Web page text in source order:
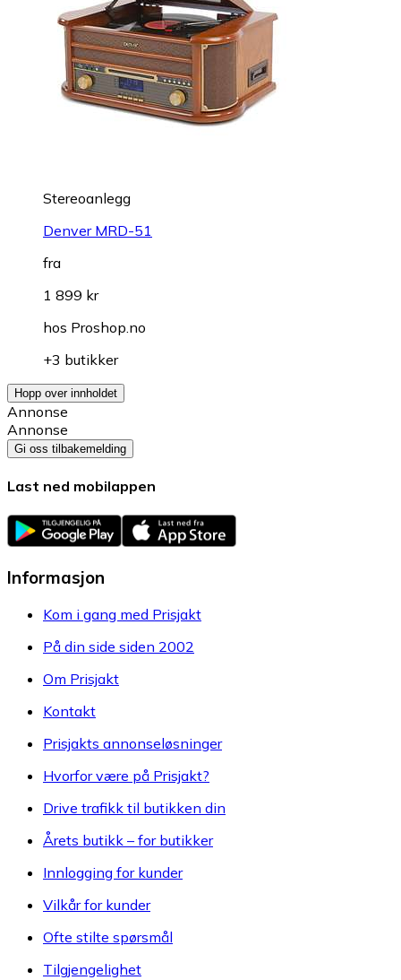
Stereoanlegg
Denver MRD-51
fra
1 899 kr
hos Proshop.no
+3 butikker
Hopp over innholdet
Annonse
Annonse
Gi oss tilbakemelding
Last ned mobilappen
Informasjon
Kom i gang med Prisjakt
På din side siden 2002
Om Prisjakt
Kontakt
Prisjakts annonseløsninger
Hvorfor være på Prisjakt?
Drive trafikk til butikken din
Årets butikk – for butikker
Innlogging for kunder
Vilkår for kunder
Ofte stilte spørsmål
Tilgjengelighet